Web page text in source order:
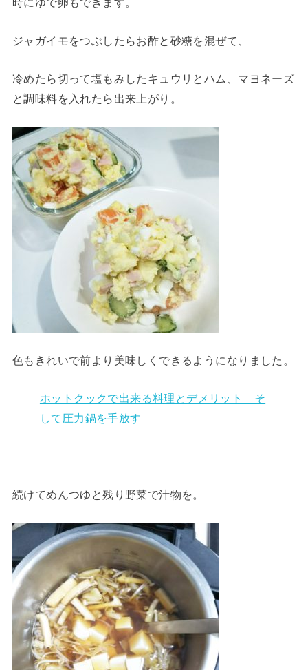
ジャガイモをつぶしたらお酢と砂糖を混ぜて、
冷めたら切って塩もみしたキュウリとハム、マヨネーズ
と調味料を入れたら出来上がり。
色もきれいで前より美味しくできるようになりました。
ホットクックで出来る料理とデメリット そ
して圧力鍋を手放す
続けてめんつゆと残り野菜で汁物を。